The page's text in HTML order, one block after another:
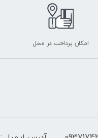
امکان پرداخت در محل